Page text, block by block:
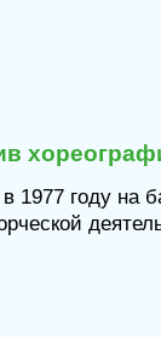
1977 году